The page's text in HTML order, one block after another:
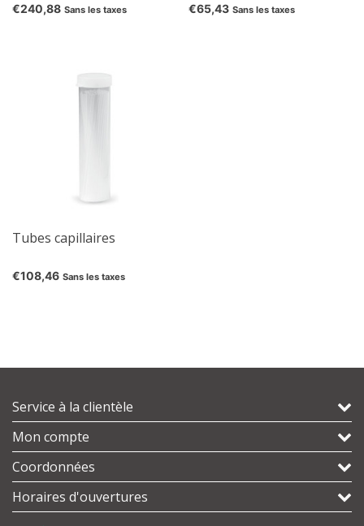
€240,88 Sans les taxes €65,43 Sans les taxes
Tubes capillaires
€108,46 Sans les taxes
Service à la clientèle
Mon compte
Coordonnées
Horaires d'ouvertures